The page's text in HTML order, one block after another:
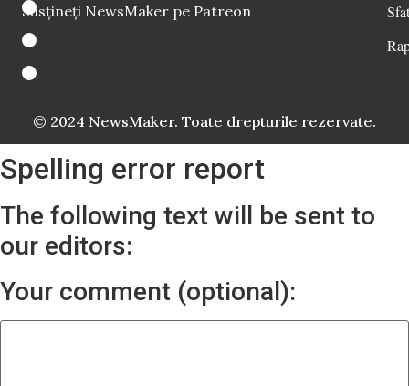
Susțineți NewsMaker pe Patreon
© 2024 NewsMaker. Toate drepturile rezervate.
Spelling error report
The following text will be sent to
our editors:
Your comment (optional):